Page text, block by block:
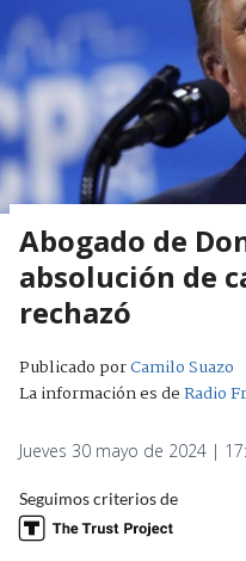
Abogado de
absolución de
rechazó
Publicado porCamilo Suazo
La información es deRadio
Jueves 30 mayo de 2024 |
Seguimos criterios de